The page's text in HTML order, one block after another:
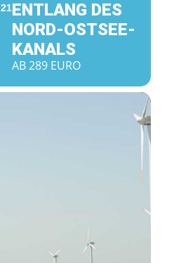
21ENTLANG DES
NORD-OSTSEE-
KANALS
AB 289 EURO